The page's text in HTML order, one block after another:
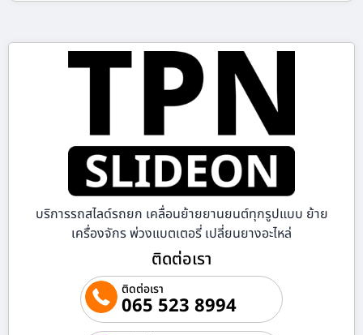
บริการรถสไลด์รถยก เคลื่อนย้ายยานยนต์ทุกรูปแบบ ย้าย
เครื่องจักร พ่วงแบตเตอรี่ เปลี่ยนยางอะไหล่
ติดต่อเรา
ติดต่อเรา
065 523 8994